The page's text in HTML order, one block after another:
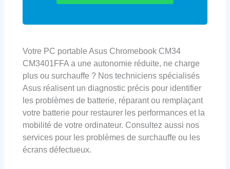
Votre PC portable Asus Chromebook CM34
CM3401FFA a une autonomie réduite, ne charge
plus ou surchauffe ? Nos techniciens spécialisés
Asus réalisent un diagnostic précis pour identifier
les problèmes de batterie, réparant ou remplaçant
votre batterie pour restaurer les performances et la
mobilité de votre ordinateur. Consultez aussi nos
services pour les problèmes de surchauffe ou les
écrans défectueux.